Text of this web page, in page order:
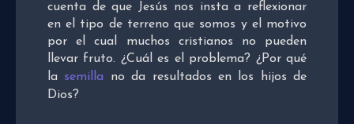
cuenta de que Jesús nos insta a reflexionar
en el tipo de terreno que somos y el motivo
por el cual muchos cristianos no pueden
llevar fruto. ¿Cuál es el problema? ¿Por qué
la semilla no da resultados en los hijos de
Dios?